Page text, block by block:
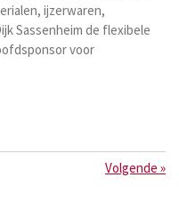
ijzerwaren,
Sassenheim de flexibele
voor
Volgende »